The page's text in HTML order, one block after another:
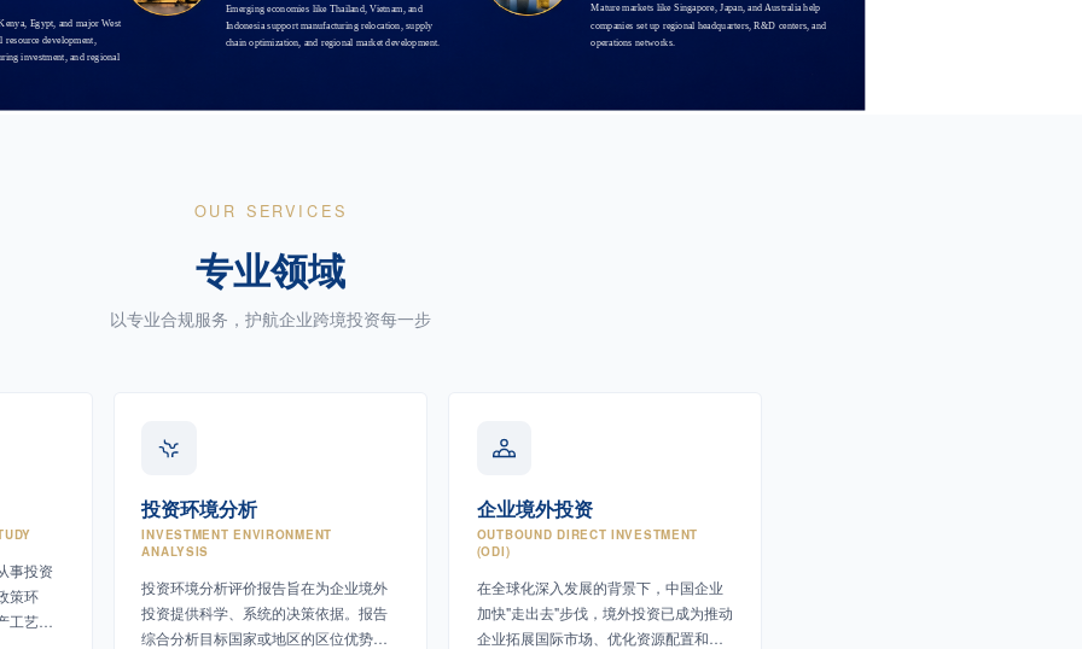
Emerging economies like Thailand, Vietnam, and
Indonesia support manufacturing relocation, supply
chain optimization, and regional market development.
Mature markets like Singapore, Japan, and Australia help
companies set up regional headquarters, R&D centers, and
operations networks.
Egypt, and major West
development,
investment, and regional
OUR SERVICES
专业领域
以专业合规服务，护航企业跨境投资每一步
事投资
策环
工艺、
投资环境分析
INVESTMENT ENVIRONMENT
ANALYSIS
投资环境分析评价报告旨在为企业境外
投资提供科学、系统的决策依据。报告
综合分析目标国家或地区的区位优势、
企业境外投资
OUTBOUND DIRECT INVESTMENT
(ODI)
在全球化深入发展的背景下，中国企业
加快"走出去"步伐，境外投资已成为推动
企业拓展国际市场、优化资源配置和提